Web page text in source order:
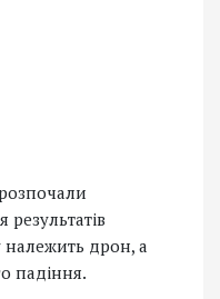
результатів
належить дрон, а
падіння.